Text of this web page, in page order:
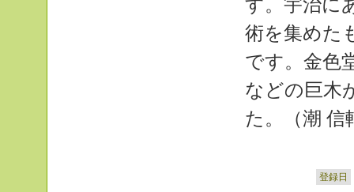
す。宇治に
術を集めた
です。金色
などの巨木
た。（潮 信
登録日